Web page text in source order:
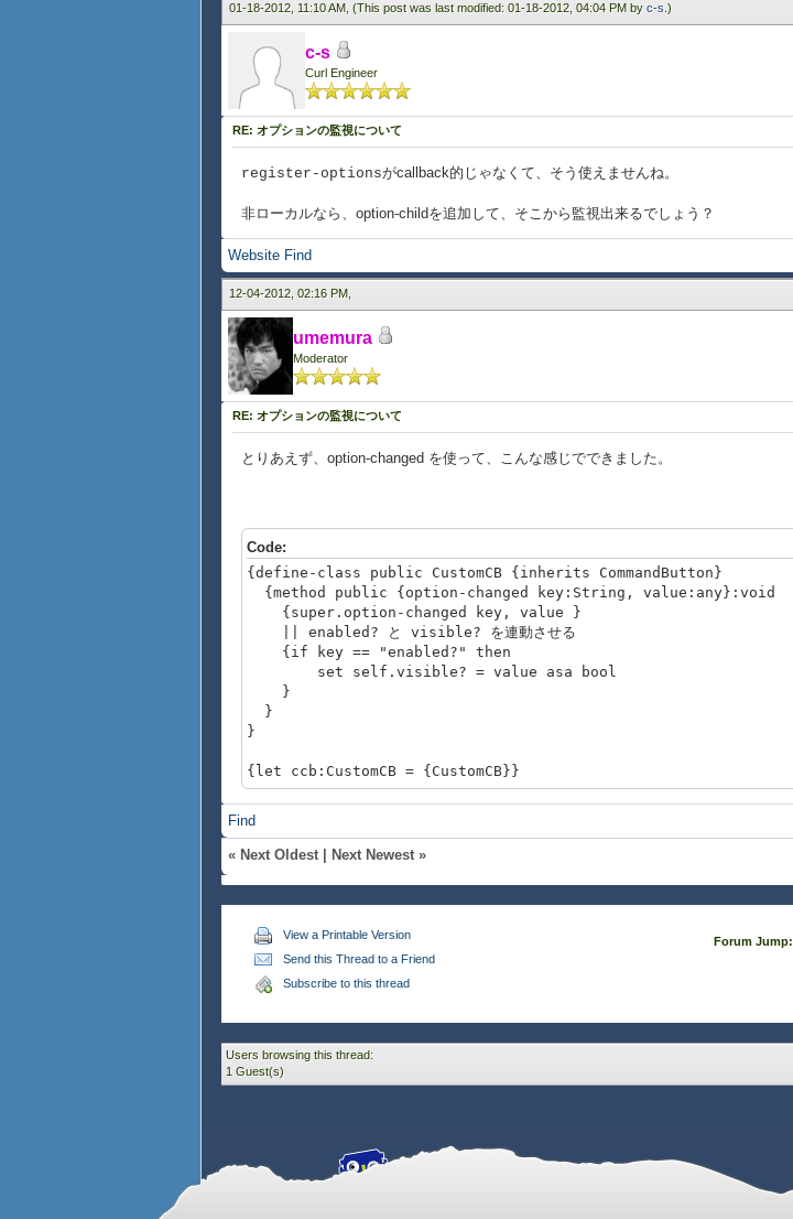
01-18-2012, 11:10 AM, (This post was last modified: 01-18-2012, 04:04 PM by c-s .)
c-s
Curl Engineer
RE: オプションの監視について
register-optionsがcallback的じゃなくて、そう使えませんね。
非ローカルなら、option-childを追加して、そこから監視出来るでしょう？
Website Find
12-04-2012, 02:16 PM,
umemura
Moderator
RE: オプションの監視について
とりあえず、option-changed を使って、こんな感じでできました。
Code:
{define-class public CustomCB {inherits CommandButton}
{method public {option-changed key:String, value:any}:void
{super.option-changed key, value }
|| enabled? と visible? を連動させる
{if key == "enabled?" then
set self.visible? = value asa bool
}
}
}
{let ccb:CustomCB = {CustomCB}}
{value ccb}
オプション enabled? の値に応じて visible? も設定される
{CheckButton
label = "enabled? 切り替え",
{on ValueChanged at chkb:CheckButton do
set ccb.enabled? = chkb.value
}
}
Find
« Next Oldest Next Newest »
View a Printable Version
Send this Thread to a Friend
Subscribe to this thread
Forum Jump:
Users browsing this thread:
1 Guest(s)